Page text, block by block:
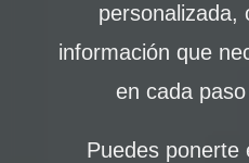
personalizada,
información que
en cada
Puedes ponerte